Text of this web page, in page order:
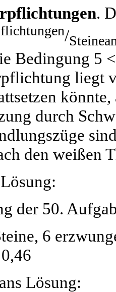
.
/
Bedingung 5
liegt
durch
den weißen
6
Lösung: